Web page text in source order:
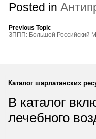
Posted in
Previous Topic
ЗППП: Большой Российский
Каталог шарлатанских
В каталог
лечебного